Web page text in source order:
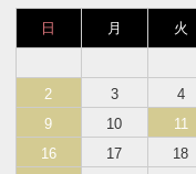
日 月 火
2
3 4
9
10 11
16
17 18